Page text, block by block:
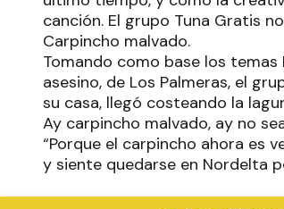
canción. El grupo Tuna Gratis
Carpincho malvado.
Tomando como base los
asesino, de Los Palmeras, el
su casa, llegó costeando la
Ay carpincho malvado, ay no
“Porque el carpincho ahora es
y siente quedarse en Nordelta